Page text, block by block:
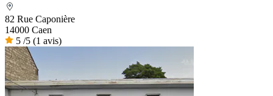
82 Rue Caponière
14000 Caen
5 /5 (1 avis)